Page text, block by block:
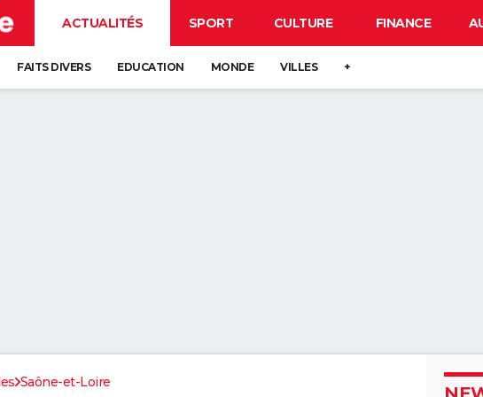
ACTUALITÉS SPORT CULTURE FINANCE
FAITS DIVERS EDUCATION MONDE VILLES +
Saône-et-Loire